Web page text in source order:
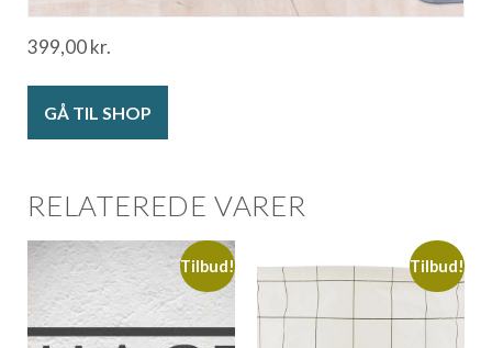
399,00kr.
GÅ TIL SHOP
RELATEREDE VARER
Tilbud! Tilbud!